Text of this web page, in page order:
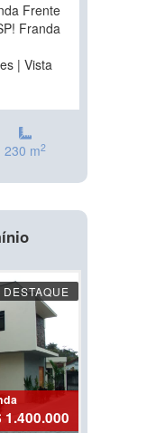
Frente
Franda
| Vista
230 m2
DESTAQUE
1.400.000